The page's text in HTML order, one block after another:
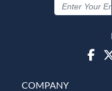
COMPANY